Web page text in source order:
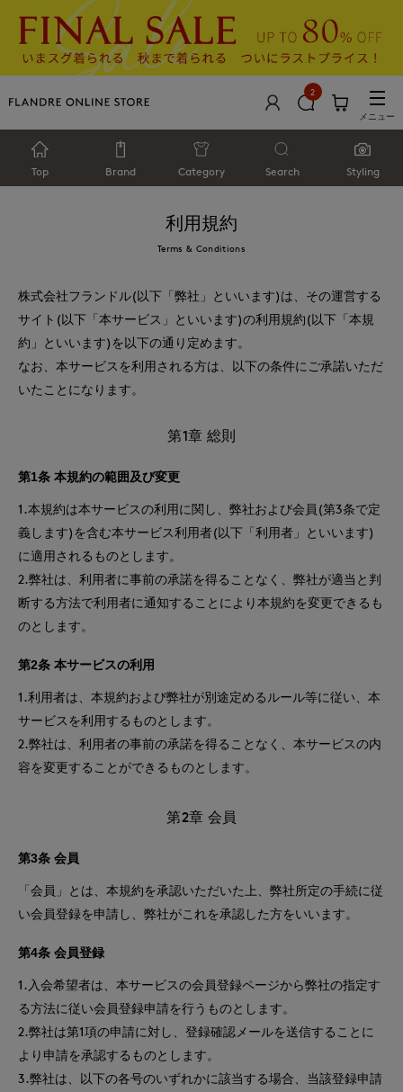
2
メニュー
Top Brand Category Search Styling
利用規約
Terms & Conditions
株式会社フランドル(以下「弊社」といいます)は、その運営する
サイト(以下「本サービス」といいます)の利用規約(以下「本規
約」といいます)を以下の通り定めます。
なお、本サービスを利用される方は、以下の条件にご承諾いただ
いたことになります。
第1章 総則
第1条 本規約の範囲及び変更
1.本規約は本サービスの利用に関し、弊社および会員(第3条で定
義します)を含む本サービス利用者(以下「利用者」といいます)
に適用されるものとします。
2.弊社は、利用者に事前の承諾を得ることなく、弊社が適当と判
断する方法で利用者に通知することにより本規約を変更できるも
のとします。
第2条 本サービスの利用
1.利用者は、本規約および弊社が別途定めるルール等に従い、本
サービスを利用するものとします。
2.弊社は、利用者の事前の承諾を得ることなく、本サービスの内
容を変更することができるものとします。
第2章 会員
第3条 会員
「会員」とは、本規約を承認いただいた上、弊社所定の手続に従
い会員登録を申請し、弊社がこれを承認した方をいいます。
第4条 会員登録
1.入会希望者は、本サービスの会員登録ページから弊社の指定す
る方法に従い会員登録申請を行うものとします。
2.弊社は第1項の申請に対し、登録確認メールを送信することに
より申請を承認するものとします。
3.弊社は、以下の各号のいずれかに該当する場合、当該登録申請